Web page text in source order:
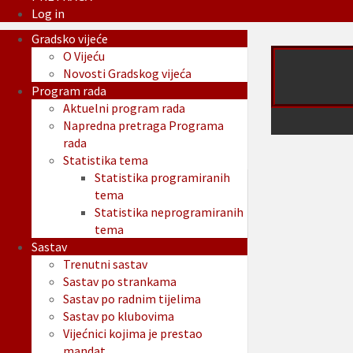
Log in
Gradsko vijeće
O Vijeću
Novosti Gradskog vijeća
Program rada
Aktuelni program rada
Napredna pretraga Programa
rada
Statistika tema
Statistika programiranih
tema
Statistika neprogramiranih
tema
Sastav
Trenutni sastav
Sastav po strankama
Sastav po radnim tijelima
Sastav po klubovima
Vijećnici kojima je prestao